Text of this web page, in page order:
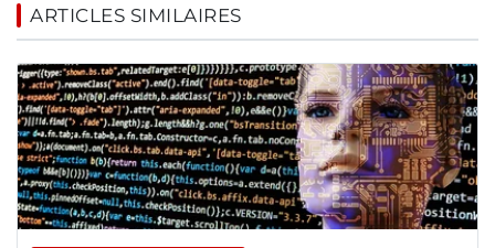
ARTICLES SIMILAIRES